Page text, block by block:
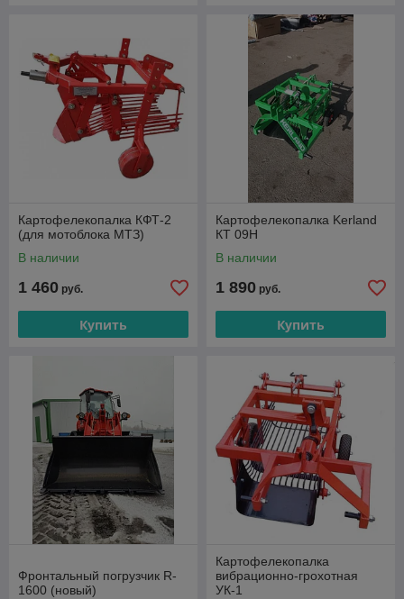
Картофелекопалка КФТ-2
(для мотоблока МТЗ)
В наличии
1 460 руб.
Купить
Картофелекопалка Kerland
КТ 09H
В наличии
1 890 руб.
Купить
Фронтальный погрузчик R-
1600 (новый)
Картофелекопалка
вибрационно-грохотная
УК-1